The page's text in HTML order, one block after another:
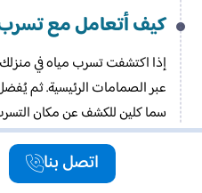
اتصل بنا
كيف أتعامل مع تسرب
إذا اكتشفت تسرب مياه في
عبر الصمامات الرئيسية. ثم
سما كلين للكشف عن مكان
تقرير كشف تسربات